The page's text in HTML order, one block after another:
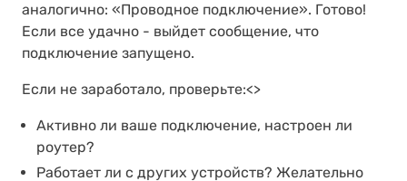
аналогично: «Проводное подключение». Готово!
Если все удачно - выйдет сообщение, что
подключение запущено.
Если не заработало, проверьте:<>
Активно ли ваше подключение, настроен ли
роутер?
Работает ли с других устройств? Желательно